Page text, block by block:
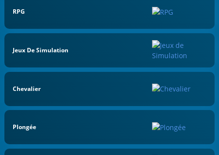
RPG
Jeux De Simulation
Chevalier
Plongée